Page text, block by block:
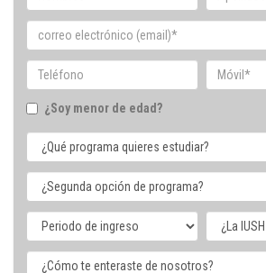
¿Soy menor de edad?